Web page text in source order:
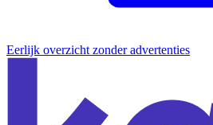
Eerlijk overzicht zonder advertenties